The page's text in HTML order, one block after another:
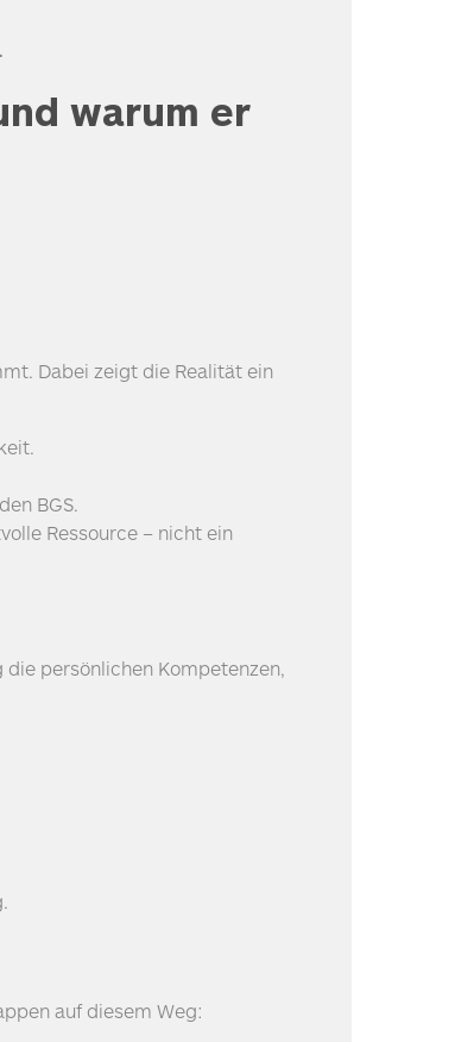
warum er
Dabei zeigt die Realität ein
BGS.
Ressource – nicht ein
persönlichen Kompetenzen,
auf diesem Weg: